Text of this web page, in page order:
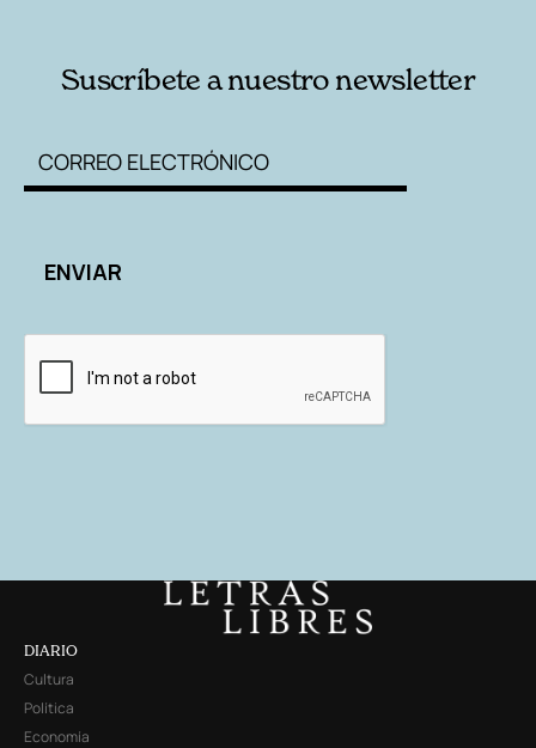
Suscríbete a nuestro newsletter
DIARIO
Cultura
Política
Economía